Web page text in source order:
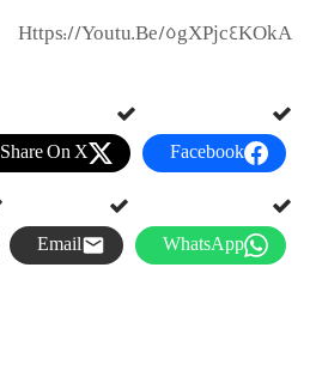
Https://youtu.be/5gXPjc4KOkA
Facebook
Share On X
WhatsApp
Email